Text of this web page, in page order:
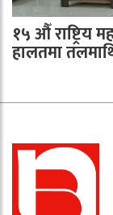
१५ औँ राष्ट्रिय
हालतमा